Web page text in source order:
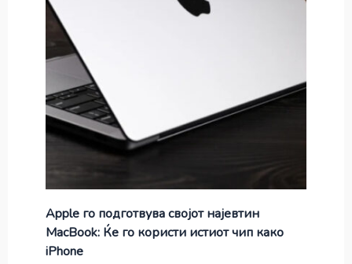
Apple го подготвува својот најевтин
MacBook: Ќе го користи истиот чип како
iPhone